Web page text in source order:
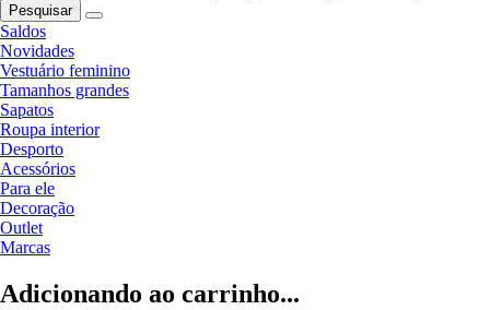
Pesquisar
Saldos
Novidades
Vestuário feminino
Tamanhos grandes
Sapatos
Roupa interior
Desporto
Acessórios
Para ele
Decoração
Outlet
Marcas
Adicionando ao carrinho...